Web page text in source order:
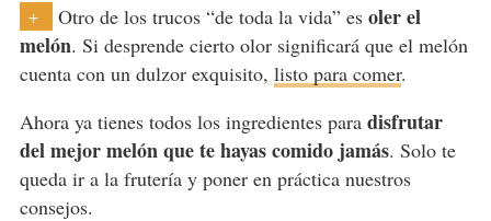
+ Otro de los trucos “de toda la vida” es oler el
melón. Si desprende cierto olor significará que el melón
cuenta con un dulzor exquisito, listo para comer.
Ahora ya tienes todos los ingredientes para disfrutar
del mejor melón que te hayas comido jamás. Solo te
queda ir a la frutería y poner en práctica nuestros
consejos.